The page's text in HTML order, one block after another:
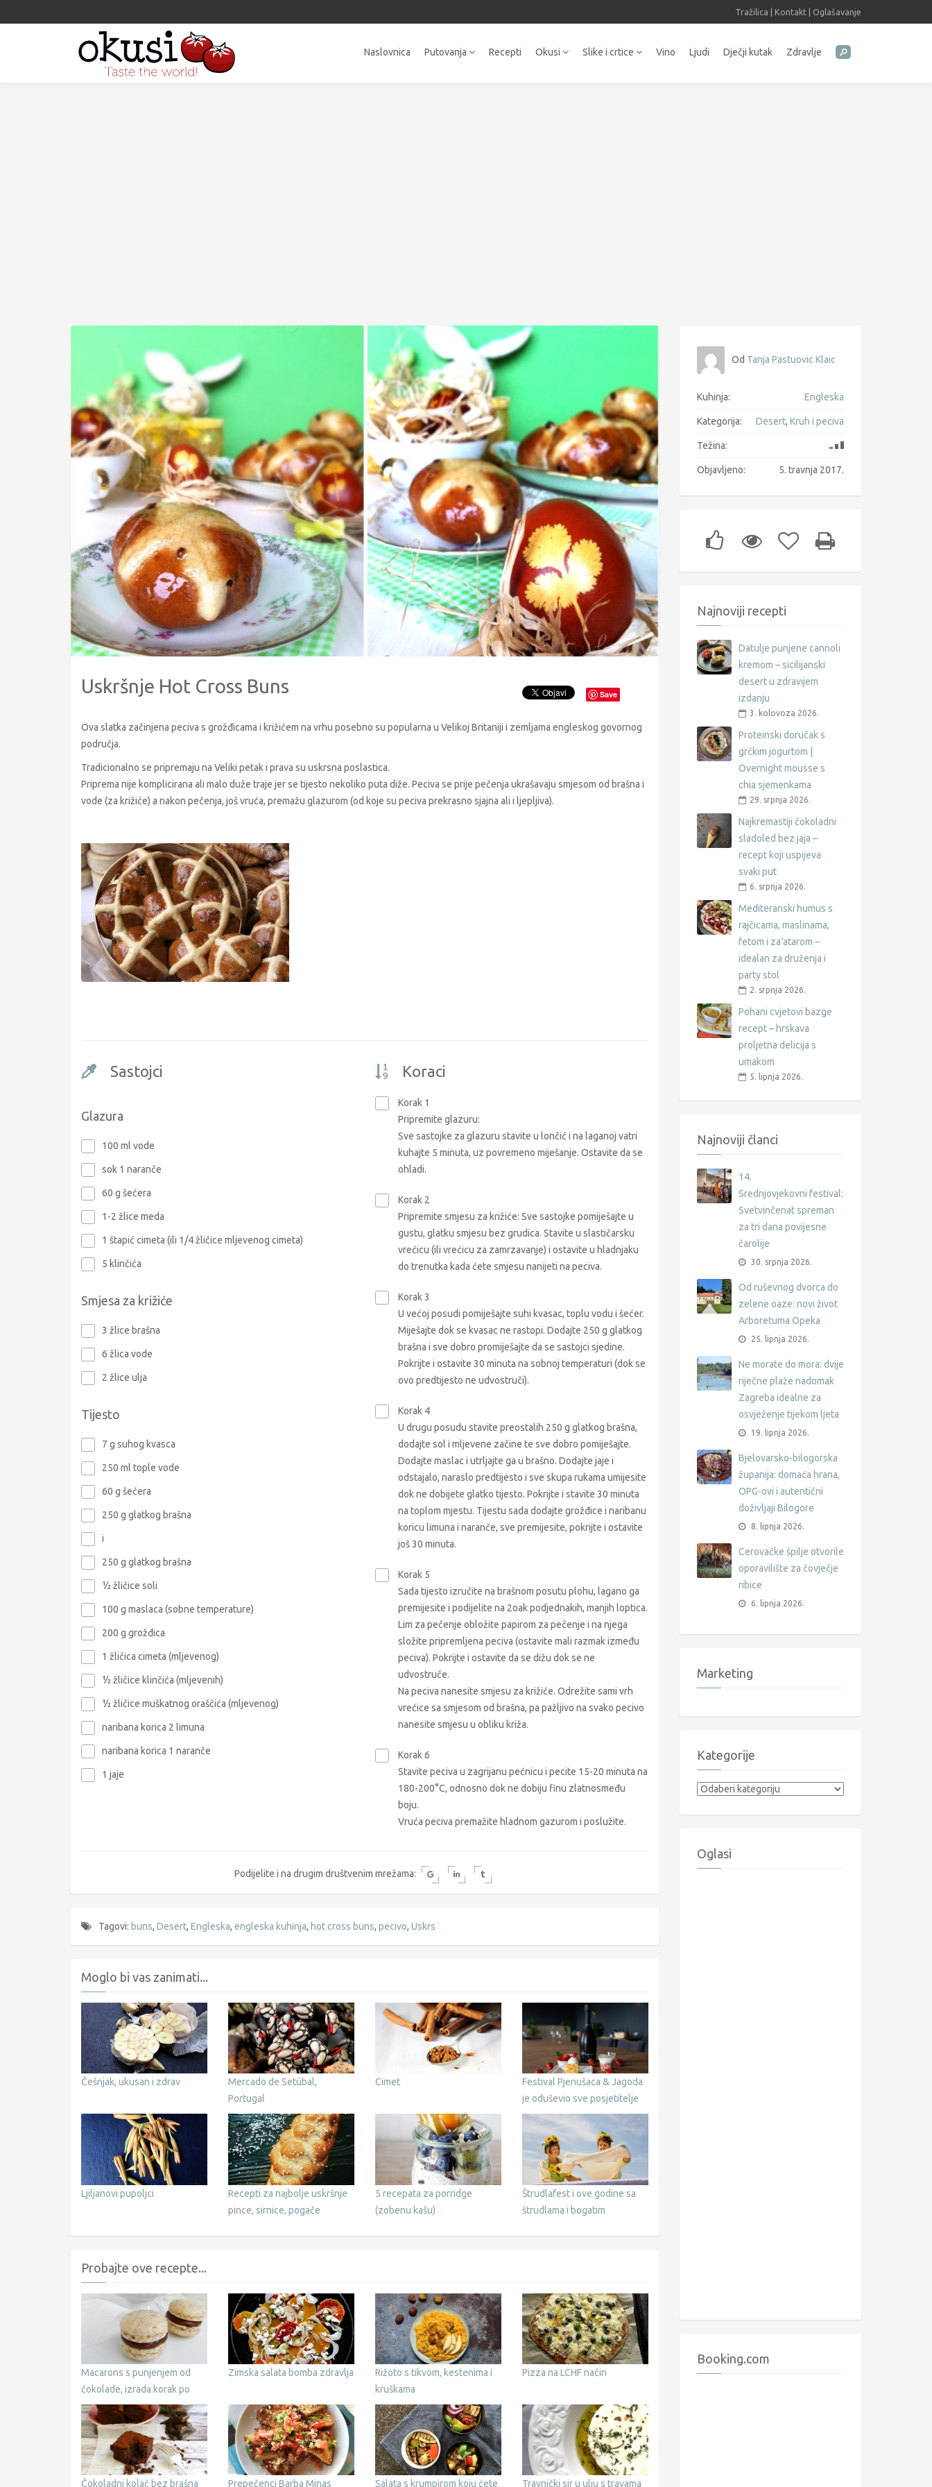
Tražilica Kontakt Oglašavanje
Naslovnica Putovanja Recepti Okusi Slike i crtice Vino Ljudi Dječji kutak Zdravlje
Uskršnje Hot Cross Buns Save
Ova slatka začinjena peciva s grožđicama i križićem na vrhu posebno su popularna u Velikoj Britaniji i zemljama engleskog govornog
područja.
Tradicionalno se pripremaju na Veliki petak i prava su uskrsna poslastica.
Priprema nije komplicirana ali malo duže traje jer se tijesto nekoliko puta diže. Peciva se prije pečenja ukrašavaju smjesom od brašna i
vode (za križiće) a nakon pečenja, još vruća, premažu glazurom (od koje su peciva prekrasno sjajna ali i ljepljiva).
Sastojci
Glazura
100 ml vode
sok 1 naranče
60 g šećera
1-2 žlice meda
1 štapić cimeta (ili 1/4 žličice mljevenog cimeta)
5 klinčića
Smjesa za križiće
3 žlice brašna
6 žlica vode
2 žlice ulja
Tijesto
7 g suhog kvasca
250 ml tople vode
60 g šećera
250 g glatkog brašna
i
250 g glatkog brašna
½ žličice soli
100 g maslaca (sobne temperature)
200 g grožđica
1 žličica cimeta (mljevenog)
½ žličice klinčića (mljevenih)
½ žličice muškatnog oraščića (mljevenog)
naribana korica 2 limuna
naribana korica 1 naranče
1 jaje
Koraci
Korak 1
Pripremite glazuru:
Sve sastojke za glazuru stavite u lončić i na laganoj vatri
kuhajte 5 minuta, uz povremeno miješanje. Ostavite da se
ohladi.
Korak 2
Pripremite smjesu za križiće: Sve sastojke pomiješajte u
gustu, glatku smjesu bez grudica. Stavite u slastičarsku
vrećicu (ili vrećicu za zamrzavanje) i ostavite u hladnjaku
do trenutka kada ćete smjesu nanijeti na peciva.
Korak 3
U većoj posudi pomiješajte suhi kvasac, toplu vodu i šećer.
Miješajte dok se kvasac ne rastopi. Dodajte 250 g glatkog
brašna i sve dobro promiješajte da se sastojci sjedine.
Pokrijte i ostavite 30 minuta na sobnoj temperaturi (dok se
ovo predtijesto ne udvostruči).
Korak 4
U drugu posudu stavite preostalih 250 g glatkog brašna,
dodajte sol i mljevene začine te sve dobro pomiješajte.
Dodajte maslac i utrljajte ga u brašno. Dodajte jaje i
odstajalo, naraslo predtijesto i sve skupa rukama umijesite
dok ne dobijete glatko tijesto. Pokrijte i stavite 30 minuta
na toplom mjestu. Tijestu sada dodajte grožđice i naribanu
koricu limuna i naranče, sve premijesite, pokrijte i ostavite
još 30 minuta.
Korak 5
Sada tijesto izručite na brašnom posutu plohu, lagano ga
premijesite i podijelite na 2oak podjednakih, manjih loptica.
Lim za pečenje obložite papirom za pečenje i na njega
složite pripremljena peciva (ostavite mali razmak između
peciva). Pokrijte i ostavite da se dižu dok se ne
udvostruče.
Na peciva nanesite smjesu za križiće. Odrežite sami vrh
vrećice sa smjesom od brašna, pa pažljivo na svako pecivo
nanesite smjesu u obliku križa.
Korak 6
Stavite peciva u zagrijanu pećnicu i pecite 15-20 minuta na
180-200°C, odnosno dok ne dobiju finu zlatnosmeđu
boju.
Vruća peciva premažite hladnom gazurom i poslužite.
Podijelite i na drugim društvenim mrežama:
Tagovi: buns, Desert, Engleska, engleska kuhinja, hot cross buns, pecivo, Uskrs
Moglo bi vas zanimati...
Češnjak, ukusan i zdrav
Mercado de Setúbal,
Portugal
Cimet
Festival Pjenušaca & Jagoda
je oduševio sve posjetitelje
Ljiljanovi pupoljci
Recepti za najbolje uskršnje
pince, sirnice, pogače
5 recepata za porridge
(zobenu kašu)
Štrudlafest i ove godine sa
štrudlama i bogatim
Probajte ove recepte...
Macarons s punjenjem od
čokolade, izrada korak po
korak
Zimska salata bomba zdravlja
Rižoto s tikvom, kestenima i
kruškama
Pizza na LCHF način
Čokoladni kolač bez brašna Prepečenci Barba Minas Salata s krumpirom koju ćete Travnički sir u ulju s travama
Od Tanja Pastuovic Klaic
Kuhinja: Engleska
Kategorija: Desert, Kruh i peciva
Težina:
Objavljeno: 5. travnja 2017.
Najnoviji recepti
Datulje punjene cannoli
kremom – sicilijanski
desert u zdravijem
izdanju
3. kolovoza 2026.
Proteinski doručak s
grčkim jogurtom |
Overnight mousse s
chia sjemenkama
29. srpnja 2026.
Najkremastiji čokoladni
sladoled bez jaja –
recept koji uspijeva
svaki put
6. srpnja 2026.
Mediteranski humus s
rajčicama, maslinama,
fetom i za’atarom –
idealan za druženja i
party stol
2. srpnja 2026.
Pohani cvjetovi bazge
recept – hrskava
proljetna delicija s
umakom
5. lipnja 2026.
Najnoviji članci
14.
Srednjovjekovni festival:
Svetvinčenat spreman
za tri dana povijesne
čarolije
30. srpnja 2026.
Od ruševnog dvorca do
zelene oaze: novi život
Arboretuma Opeka
25. lipnja 2026.
Ne morate do mora: dvije
riječne plaže nadomak
Zagreba idealne za
osvježenje tijekom ljeta
19. lipnja 2026.
Bjelovarsko-bilogorska
županija: domaća hrana,
OPG-ovi i autentični
doživljaji Bilogore
8. lipnja 2026.
Cerovačke špilje otvorile
oporavilište za čovječje
ribice
6. lipnja 2026.
Marketing
Kategorije
Kategorije
Oglasi
Booking.com